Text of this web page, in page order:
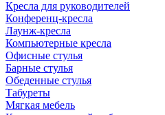
Кресла для руководителей
Конференц-кресла
Лаунж-кресла
Компьютерные кресла
Офисные стулья
Барные стулья
Обеденные стулья
Табуреты
Мягкая мебель